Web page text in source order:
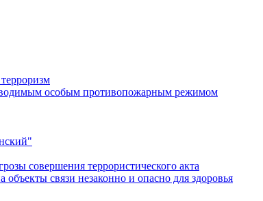
особым противопожарным режимом
совершения террористического акта
связи незаконно и опасно для здоровья